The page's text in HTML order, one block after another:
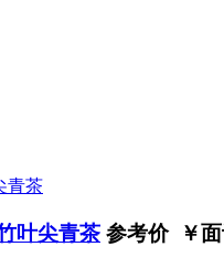
叶尖青茶 参考价 ￥